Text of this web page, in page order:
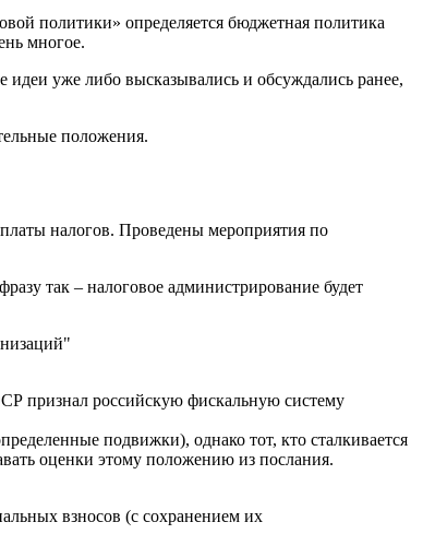
политики» определяется бюджетная политика
многое.
идеи уже либо высказывались и обсуждались ранее,
положения.
налогов. Проведены мероприятия по
так – налоговое администрирование будет
признал российскую фискальную систему
подвижки), однако тот, кто сталкивается
оценки этому положению из послания.
взносов (с сохранением их